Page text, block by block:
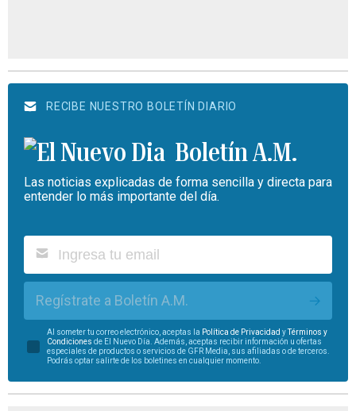
RECIBE NUESTRO BOLETÍN DIARIO
Boletín A.M.
Las noticias explicadas de forma sencilla y directa para
entender lo más importante del día.
Regístrate a Boletín A.M.
Al someter tu correo electrónico, aceptas la Política de Privacidad yTérminos y
Condiciones de El Nuevo Día. Además, aceptas recibir información u ofertas
especiales de productos o servicios de GFR Media, sus afiliadas o de terceros.
Podrás optar salirte de los boletines en cualquier momento.